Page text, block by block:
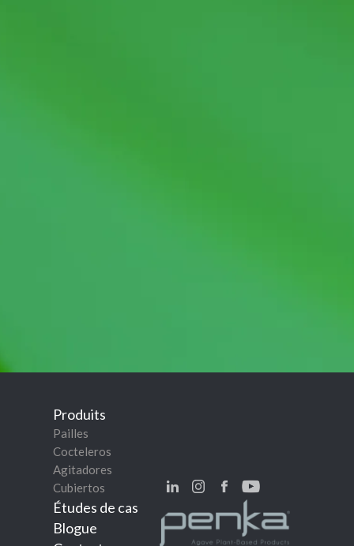
Produits
Pailles
Cocteleros
Agitadores
Cubiertos
Études de cas
Blogue